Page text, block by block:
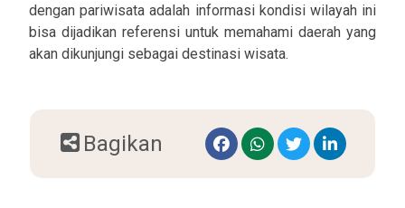
dengan pariwisata adalah informasi kondisi wilayah ini
bisa dijadikan referensi untuk memahami daerah yang
akan dikunjungi sebagai destinasi wisata.
Bagikan